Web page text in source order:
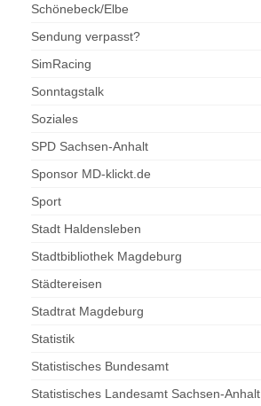
Schönebeck/Elbe
Sendung verpasst?
SimRacing
Sonntagstalk
Soziales
SPD Sachsen-Anhalt
Sponsor MD-klickt.de
Sport
Stadt Haldensleben
Stadtbibliothek Magdeburg
Städtereisen
Stadtrat Magdeburg
Statistik
Statistisches Bundesamt
Statistisches Landesamt Sachsen-Anhalt